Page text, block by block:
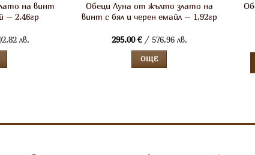
на винт
– 2,46гр
лв.
Обеци Луна от жълто злато на
винт с бял и черен емайл – 1,92гр
295,00€/ 576,96 лв.
ОЩЕ